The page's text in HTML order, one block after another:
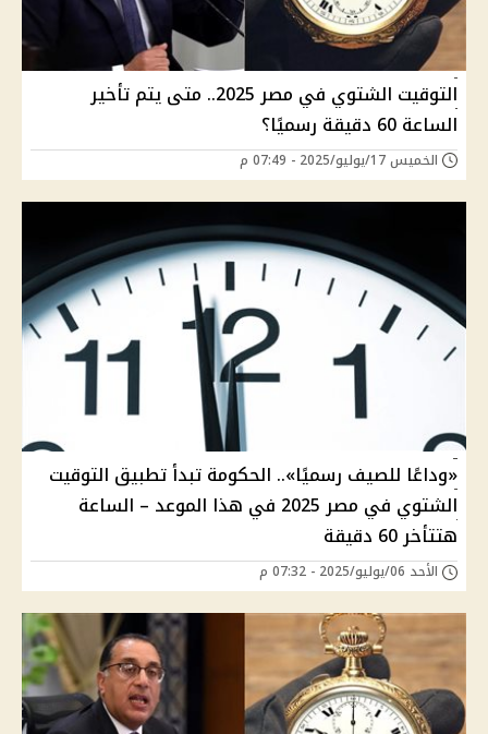
التوقيت الشتوي في مصر 2025.. متى يتم تأخير
الساعة 60 دقيقة رسميًا؟
الخميس 17/يوليو/2025 - 07:49 م
«وداعًا للصيف رسميًا».. الحكومة تبدأ تطبيق التوقيت
الشتوي في مصر 2025 في هذا الموعد – الساعة
هتتأخر 60 دقيقة
الأحد 06/يوليو/2025 - 07:32 م